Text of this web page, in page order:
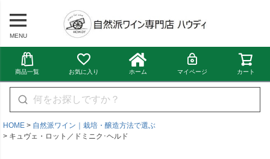
MENU
商品一覧 お気に入り ホーム マイページ カート
HOME
自然派ワイン｜栽培・醸造方法で選ぶ
キュヴェ・ロット／ドミニク･ヘルド